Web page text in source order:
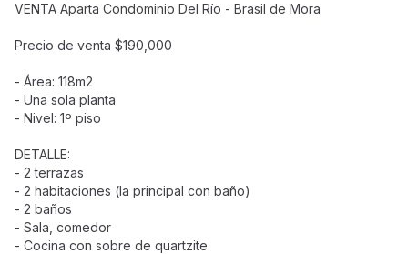
VENTA Aparta Condominio Del Río - Brasil de Mora
Precio de venta $190,000
- Área: 118m2
- Una sola planta
- Nivel: 1º piso
DETALLE:
- 2 terrazas
- 2 habitaciones (la principal con baño)
- 2 baños
- Sala, comedor
- Cocina con sobre de quartzite